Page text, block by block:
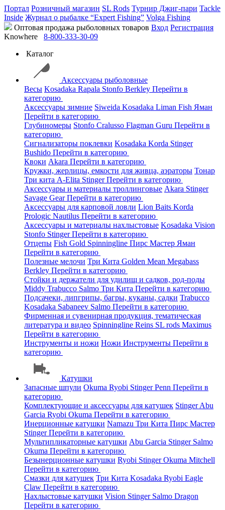
Портал Розничный магазин SL Rods Турнир Джиг-пари Tackle
Inside Журнал о рыбалке “Expert Fishing” Volga Fishing
Оптовая продажа рыболовных товаров Вход Регистрация
Knowhere
8-800-333-30-09
Каталог
Аксессуары рыболовные
Весы Kosadaka Rapala Stonfo Berkley Перейти в
категорию
Аксессуары зимние Siweida Kosadaka Liman Fish Яман
Перейти в категорию
Глубиномеры Stonfo Cralusso Flagman Guru Перейти в
категорию
Сигнализаторы поклевки Kosadaka Korda Stinger
Bushido Перейти в категорию
Квоки Akara Перейти в категорию
Кружки, жерлицы, емкости для живца, аэраторы Тонар
Три кита A-Elita StingerПерейти в категорию
Аксессуары и материалы троллинговые Akara Stinger
Savage GearПерейти в категорию
Аксессуары для карповой ловли Lion Baits Korda
Prologic Nautilus Перейти в категорию
Аксессуары и материалы нахлыстовые Kosadaka Vision
Stonfo StingerПерейти в категорию
Отцепы Fish Gold Spinningline Пирс Мастер Яман
Перейти в категорию
Полезные мелочи Три Кита Golden Mean Megabass
Berkley Перейти в категорию
Стойки и держатели для удилищ и садков, род-поды
Middy Trabucco Salmo Три Кита Перейти в категорию
Подсачеки, липгрипы, багры, куканы, садки Trabucco
Kosadaka Sabaneev Salmo Перейти в категорию
Фирменная и сувенирная продукция, тематическая
литература и видео Spinningline Reins SL rods Maximus
Перейти в категорию
Инструменты и ножи Ножи Инструменты Перейти в
категорию
Катушки
Запасные шпули Okuma Ryobi StingerPenn Перейти в
категорию
Комплектующие и аксессуары для катушек StingerAbu
Garcia Ryobi Okuma Перейти в категорию
Инерционные катушки Namazu Три Кита Пирс Мастер
StingerПерейти в категорию
Мультипликаторные катушки Abu Garcia Stinger Salmo
Okuma Перейти в категорию
Безынерционные катушки Ryobi StingerOkuma Mitchell
Перейти в категорию
Смазки для катушек Три Кита Kosadaka Ryobi Eagle
Claw Перейти в категорию
Нахлыстовые катушки Vision Stinger Salmo Dragon
Перейти в категорию